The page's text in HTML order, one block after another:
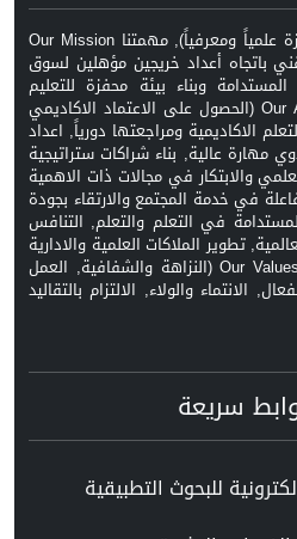
رؤيتنا Our Vision (جامعة متميزة علمياً ومعرفياً), مهمتنا Our Mission
باتجاه أعداد خريجين مؤهلين لسوق
وبناء بيئة محفزة للتعليم
والابداع الفكري), الاهداف Our Aim (الحصول على الاعتماد الاكاديمي
الاكاديمية ومراجعتها دورياً, اعداد
عالية, بناء شراكات ستراتيجية
والابتكار في مجالات ذات الاهمية
في خدمة المجتمع والارتقاء بجودة
في التعلم والتعلم, التنافس
تطوير الملاكات العلمية والادارية
وفق المعايير الدولية), قيمنا Our Values (النزاهة والشفافية, العمل
الانتماء والولاء, الالتزام بالتقاليد
سريعة
للبحوث التطبيقية